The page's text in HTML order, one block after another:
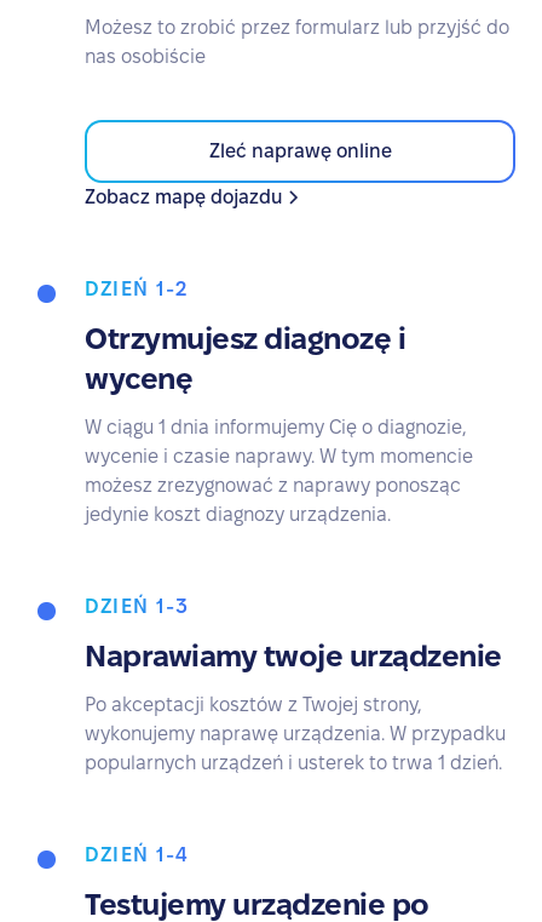
Możesz to zrobić przez formularz lub przyjść do
nas osobiście
Zleć naprawę online
Zobacz mapę dojazdu
DZIEŃ 1-2
Otrzymujesz diagnozę i
wycenę
W ciągu 1 dnia informujemy Cię o diagnozie,
wycenie i czasie naprawy. W tym momencie
możesz zrezygnować z naprawy ponosząc
jedynie koszt diagnozy urządzenia.
DZIEŃ 1-3
Naprawiamy twoje urządzenie
Po akceptacji kosztów z Twojej strony,
wykonujemy naprawę urządzenia. W przypadku
popularnych urządzeń i usterek to trwa 1 dzień.
DZIEŃ 1-4
Testujemy urządzenie po